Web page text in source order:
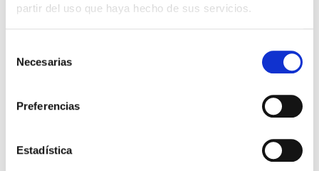
partir del uso que haya hecho de sus servicios.
Necesarias
Preferencias
Estadística